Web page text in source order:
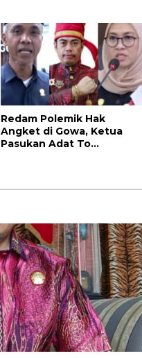
Redam Polemik Hak
Angket di Gowa, Ketua
Pasukan Adat To